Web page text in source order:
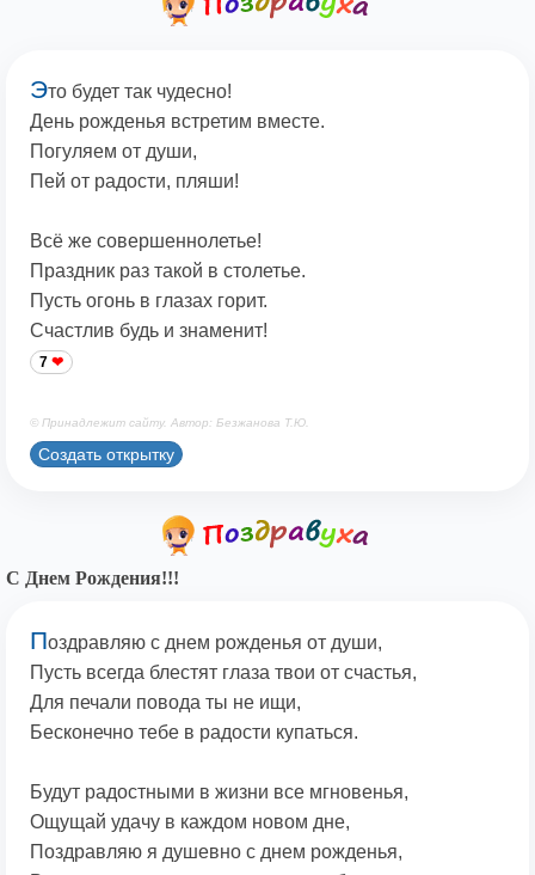
Это будет так чудесно!
День рожденья встретим вместе.
Погуляем от души,
Пей от радости, пляши!
Всё же совершеннолетье!
Праздник раз такой в столетье.
Пусть огонь в глазах горит.
Счастлив будь и знаменит!
7
© Принадлежит сайту. Автор: Безжанова Т.Ю.
Создать открытку
С Днем Рождения!!!
Поздравляю с днем рожденья от души,
Пусть всегда блестят глаза твои от счастья,
Для печали повода ты не ищи,
Бесконечно тебе в радости купаться.
Будут радостными в жизни все мгновенья,
Ощущай удачу в каждом новом дне,
Поздравляю я душевно с днем рожденья,